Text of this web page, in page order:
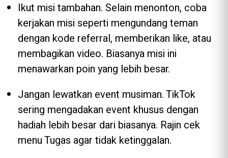
Ikut misi tambahan. Selain menonton, coba
kerjakan misi seperti mengundang teman
dengan kode referral, memberikan like, atau
membagikan video. Biasanya misi ini
menawarkan poin yang lebih besar.
Jangan lewatkan event musiman. TikTok
sering mengadakan event khusus dengan
hadiah lebih besar dari biasanya. Rajin cek
menu Tugas agar tidak ketinggalan.